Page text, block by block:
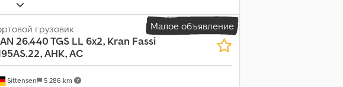
Малое объявление
Sittensen 5 286 km
грузовик
26.440 TGS LL 6x2, Kran Fassi
AHK, AC